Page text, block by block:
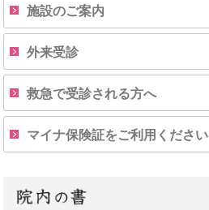
施設のご案内
外来受診
救急で受診される方へ
マイナ保険証をご利用ください